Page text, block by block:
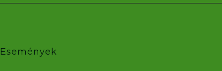
Események